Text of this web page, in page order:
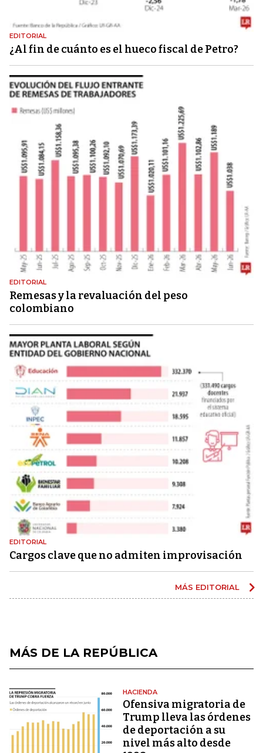
EDITORIAL
¿Al fin de cuánto es el hueco fiscal de Petro?
EDITORIAL
Remesas y la revaluación del peso
colombiano
EDITORIAL
Cargos clave que no admiten improvisación
MÁS EDITORIAL
MÁS DE LA REPÚBLICA
HACIENDA
Ofensiva migratoria de
Trump lleva las órdenes
de deportación a su
nivel más alto desde